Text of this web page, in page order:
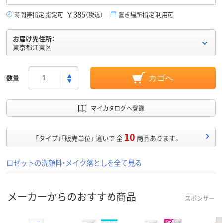
時間帯指定 指定可 ￥385（税込） 置き場所指定 利用可
お届け先住所：
東京都江東区
数量 カゴへ
マイカタログへ登録
「タイプ」「販売単位」 違いで 全 10 商品あります。
ロゼットの洗顔料・メイク落としを全て見る
メーカーからのおすすめ商品 スポンサー